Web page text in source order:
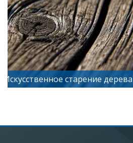
Искусственное старение дерева